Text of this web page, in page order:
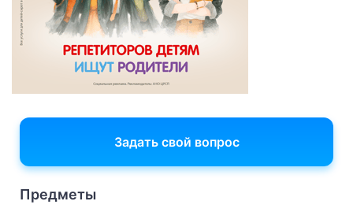
Задать свой вопрос
Предметы